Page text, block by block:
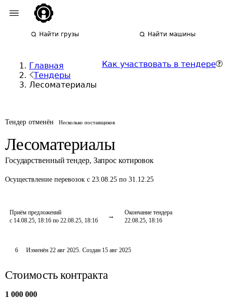
Найти грузы Найти машины
Главная
Тендеры
Лесоматериалы
Как участвовать в тендере
Тендер отменён Несколько поставщиков
Лесоматериалы
Государственный тендер, Запрос котировок
Осуществление перевозок с 23.08.25 по 31.12.25
Приём предложений
с 14.08.25, 18:16 по 22.08.25, 18:16
Окончание тендера
22.08.25, 18:16
6 Изменён 22 авг 2025. Создан 15 авг 2025
Стоимость контракта
1 000 000